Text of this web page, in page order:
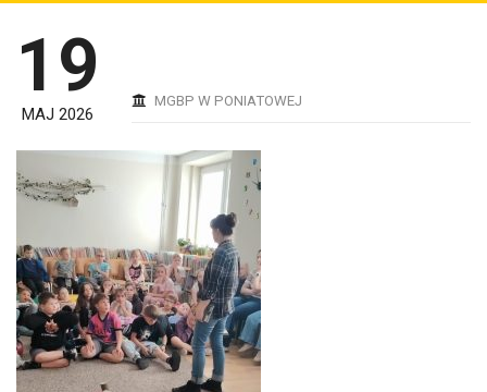
19
MAJ 2026
MGBP W PONIATOWEJ